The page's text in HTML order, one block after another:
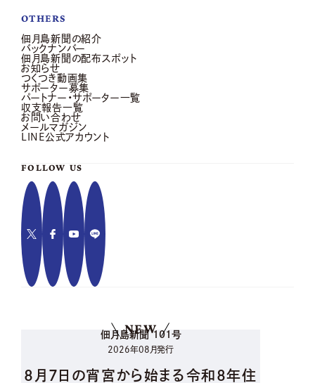
OTHERS
佃月島新聞の紹介
バックナンバー
佃月島新聞の配布スポット
お知らせ
つくつき動画集
サポーター募集
パートナー・サポーター一覧
収支報告一覧
お問い合わせ
メールマガジン
LINE公式アカウント
FOLLOW US
NEW
佃月島新聞 101号
2026年08月発行
8月7日の宵宮から始まる令和8年住